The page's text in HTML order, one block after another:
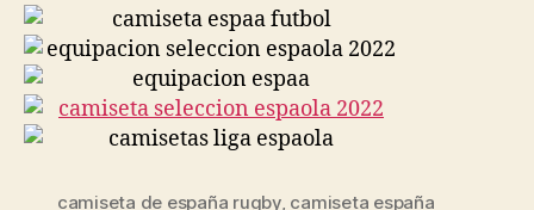
camiseta de españa rugby, camiseta españa